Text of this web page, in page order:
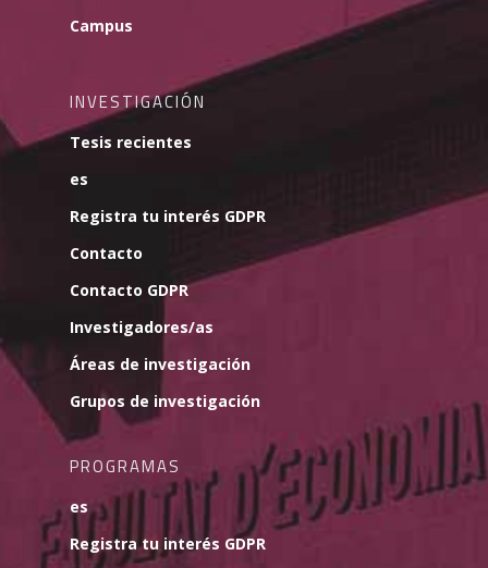
Campus
INVESTIGACIÓN
Tesis recientes
es
Registra tu interés GDPR
Contacto
Contacto GDPR
Investigadores/as
Áreas de investigación
Grupos de investigación
PROGRAMAS
es
Registra tu interés GDPR